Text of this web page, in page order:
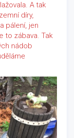
A tak
díry,
pálení, jen
to zábava. Tak
nádob